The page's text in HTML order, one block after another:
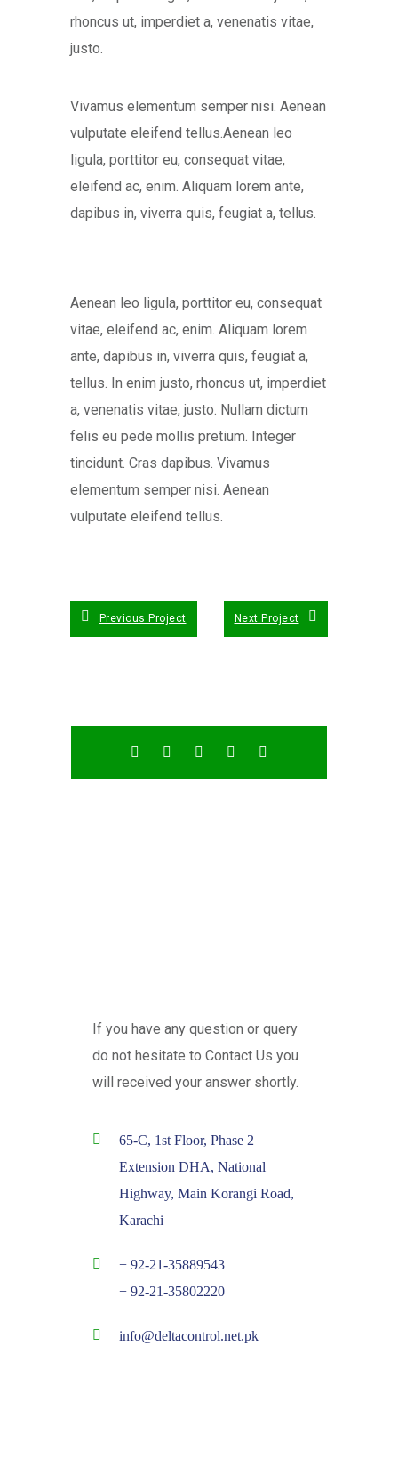
rhoncus ut, imperdiet a, venenatis vitae,
justo.
Vivamus elementum semper nisi. Aenean
vulputate eleifend tellus.Aenean leo
ligula, porttitor eu, consequat vitae,
eleifend ac, enim. Aliquam lorem ante,
dapibus in, viverra quis, feugiat a, tellus.
Aenean leo ligula, porttitor eu, consequat
vitae, eleifend ac, enim. Aliquam lorem
ante, dapibus in, viverra quis, feugiat a,
tellus. In enim justo, rhoncus ut, imperdiet
a, venenatis vitae, justo. Nullam dictum
felis eu pede mollis pretium. Integer
tincidunt. Cras dapibus. Vivamus
elementum semper nisi. Aenean
vulputate eleifend tellus.
Previous Project Next Project
If you have any question or query
do not hesitate to Contact Us you
will received your answer shortly.
65-C, 1st Floor, Phase 2
Extension DHA, National
Highway, Main Korangi Road,
Karachi
+ 92-21-35889543
+ 92-21-35802220
info@deltacontrol.net.pk